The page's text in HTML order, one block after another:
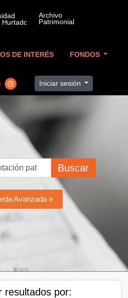
DE INTERÉS FONDOS
Iniciar sesión
Buscar
Avanzada »
resultados por: